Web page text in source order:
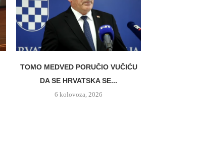
TOMO MEDVED PORUČIO VUČIĆU
DA SE HRVATSKA SE...
6 kolovoza, 2026